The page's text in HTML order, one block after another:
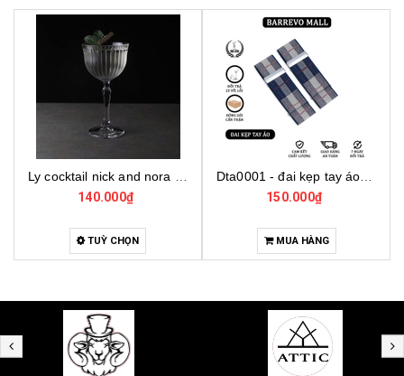
Ly cocktail nick and nora 440290, ly thủy tinh cocktail cao cấp, ly thủy tinh thổ nhĩ kỳ
TUỲ CHỌN
Dta0001 - đai kẹp tay áo cho bartender
MUA HÀNG